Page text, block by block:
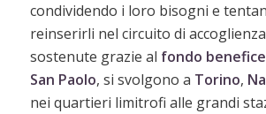
condividendo i loro bisogni e
reinserirli nel circuito di
sostenute grazie al fondo
San Paolo, si svolgono a Torino,
nei quartieri limitrofi alle grandi